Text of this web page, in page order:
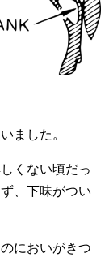
ました。
くない頃だっ
、下味がつい
においがきつ